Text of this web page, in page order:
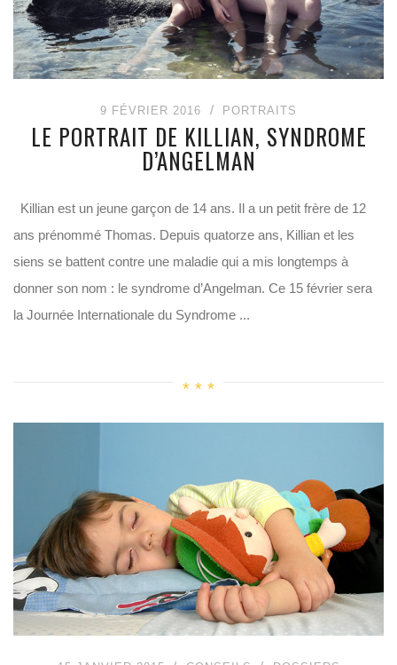
9 FÉVRIER 2016 PORTRAITS
LE PORTRAIT DE KILLIAN, SYNDROME
D’ANGELMAN
Killian est un jeune garçon de 14 ans. Il a un petit frère de 12
ans prénommé Thomas. Depuis quatorze ans, Killian et les
siens se battent contre une maladie qui a mis longtemps à
donner son nom : le syndrome d’Angelman. Ce 15 février sera
la Journée Internationale du Syndrome ...